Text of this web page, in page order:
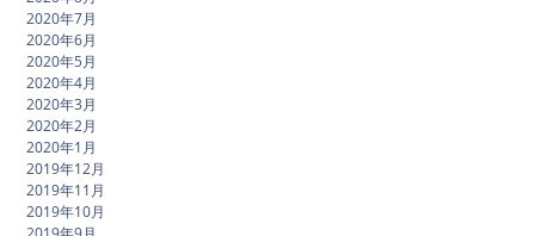
2020年7月
2020年6月
2020年5月
2020年4月
2020年3月
2020年2月
2020年1月
2019年12月
2019年11月
2019年10月